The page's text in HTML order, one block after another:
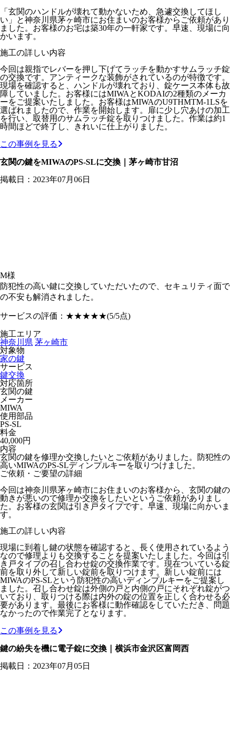
「玄関のハンドルが壊れて動かないため、急遽交換してほし
い」と神奈川県茅ヶ崎市にお住まいのお客様からご依頼があり
ました。お客様のお宅は築30年の一軒家です。早速、現場に向
かいます。
施工の詳しい内容
今回は親指でレバーを押し下げてラッチを動かすサムラッチ錠
の交換です。アンティークな装飾がされているのが特徴です。
現場を確認すると、ハンドルが壊れており、錠ケース本体も故
障していました。お客様にはMIWAとKODAIの2種類のメーカ
ーをご提案いたしました。お客様はMIWAのU9THMTM-1LSを
選ばれましたので、作業を開始します。扉に少し穴あけの加工
を行い、取替用のサムラッチ錠を取りつけました。作業は約1
時間ほどで終了し、きれいに仕上がりました。
この事例を見る
玄関の鍵をMIWAのPS-SLに交換｜茅ヶ崎市甘沼
掲載日：2023年07月06日
M様
防犯性の高い鍵に交換していただいたので、セキュリティ面で
の不安も解消されました。
サービスの評価： ★★★★★(5/5点)
施工エリア
神奈川県 茅ヶ崎市
対象物
家の鍵
サービス
鍵交換
対応箇所
玄関の鍵
メーカー
MIWA
使用部品
PS-SL
料金
40,000円
内容
玄関の鍵を修理か交換したいとご依頼がありました。防犯性の
高いMIWAのPS-SLディンプルキーを取りつけました。
ご依頼・ご要望の詳細
今回は神奈川県茅ヶ崎市にお住まいのお客様から、玄関の鍵の
動きが悪いので修理か交換をしたいというご依頼がありまし
た。お客様の玄関は引き戸タイプです。早速、現場に向かいま
す。
施工の詳しい内容
現場に到着し鍵の状態を確認すると、長く使用されているよう
なので修理よりも交換することを提案いたしました。今回は引
き戸タイプの召し合わせ錠の交換作業です。現在ついている錠
前を取り外して新しい錠前を取りつけます。新しい錠前には
MIWAのPS-SLという防犯性の高いディンプルキーをご提案し
ました。召し合わせ錠は外側の戸と内側の戸にそれぞれ錠がつ
いており、取りつける際は内外の錠の位置を正しく合わせる必
要があります。最後にお客様に動作確認をしていただき、問題
なかったので作業完了となります。
この事例を見る
鍵の紛失を機に電子錠に交換｜横浜市金沢区富岡西
掲載日：2023年07月05日